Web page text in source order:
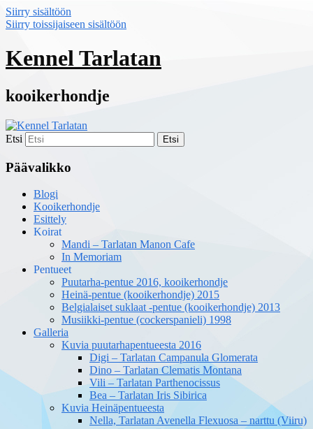
Siirry sisältöön
Siirry toissijaiseen sisältöön
Kennel Tarlatan
kooikerhondje
Etsi
Päävalikko
Blogi
Kooikerhondje
Esittely
Koirat
Mandi – Tarlatan Manon Cafe
In Memoriam
Pentueet
Puutarha-pentue 2016, kooikerhondje
Heinä-pentue (kooikerhondje) 2015
Belgialaiset suklaat -pentue (kooikerhondje) 2013
Musiikki-pentue (cockerspanieli) 1998
Galleria
Kuvia puutarhapentueesta 2016
Digi – Tarlatan Campanula Glomerata
Dino – Tarlatan Clematis Montana
Vili – Tarlatan Parthenocissus
Bea – Tarlatan Iris Sibirica
Kuvia Heinäpentueesta
Nella, Tarlatan Avenella Flexuosa – narttu (Viiru)